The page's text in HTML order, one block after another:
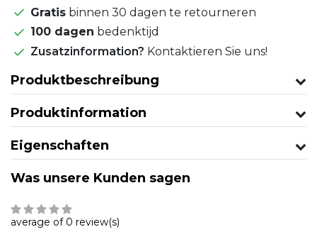
Gratis binnen 30 dagen te retourneren
100 dagen bedenktijd
Zusatzinformation? Kontaktieren Sie uns!
Produktbeschreibung
Produktinformation
Eigenschaften
Was unsere Kunden sagen
average of 0 review(s)